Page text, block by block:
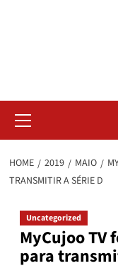
Menu
HOME 2019 MAIO
TRANSMITIR A SÉRIE D
Uncategorized
MyCujoo TV
para